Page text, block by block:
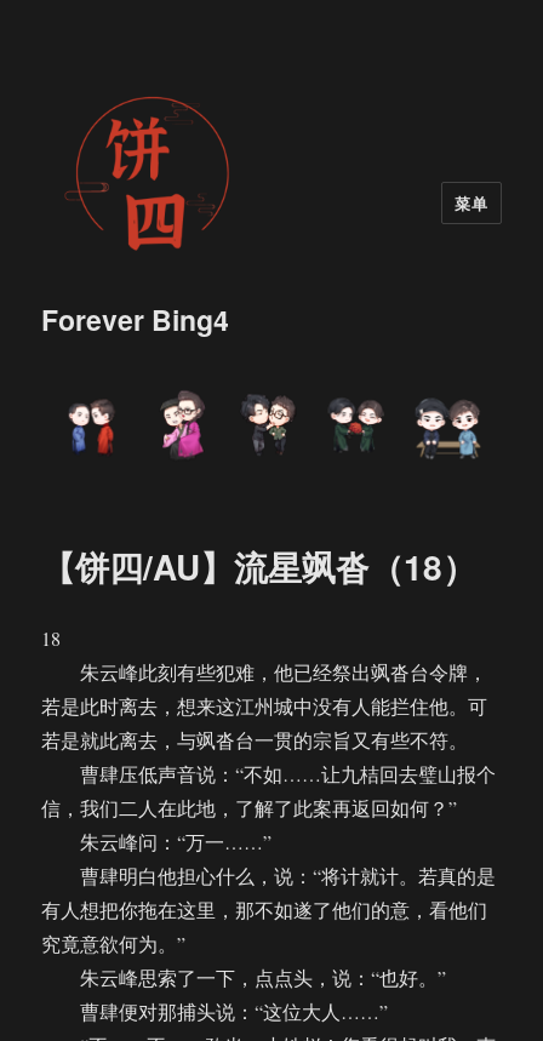
Forever Bing4
菜单
【饼四/AU】流星飒沓（18）
18
朱云峰此刻有些犯难，他已经祭出飒沓台令牌，
若是此时离去，想来这江州城中没有人能拦住他。可
若是就此离去，与飒沓台一贯的宗旨又有些不符。
曹肆压低声音说：“不如……让九桔回去璧山报个
信，我们二人在此地，了解了此案再返回如何？”
朱云峰问：“万一……”
曹肆明白他担心什么，说：“将计就计。若真的是
有人想把你拖在这里，那不如遂了他们的意，看他们
究竟意欲何为。”
朱云峰思索了一下，点点头，说：“也好。”
曹肆便对那捕头说：“这位大人……”